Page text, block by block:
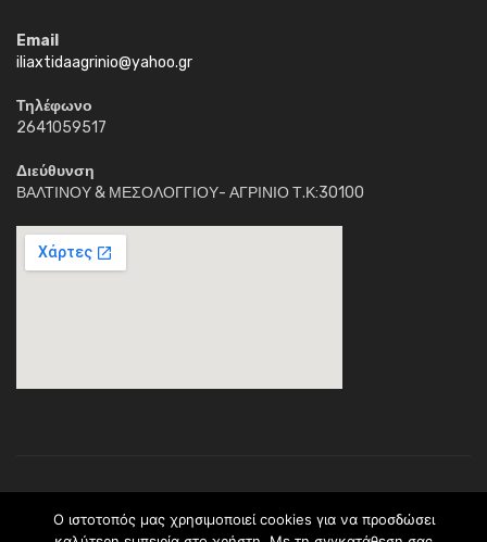
Email
iliaxtidaagrinio@yahoo.gr
Τηλέφωνο
2641059517
Διεύθυνση
ΒΑΛΤΙΝΟΥ & ΜΕΣΟΛΟΓΓΙΟΥ- ΑΓΡΙΝΙΟ Τ.Κ:30100
νομίμου δικαιώματος.Το περιεχόμενο ανήκει (C) στο σύλλογο
O ιστοτοπός μας χρησιμοποιεί cookies για να προσδώσει